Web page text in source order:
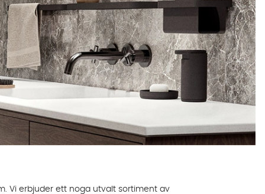
Vi erbjuder ett noga utvalt sortiment av